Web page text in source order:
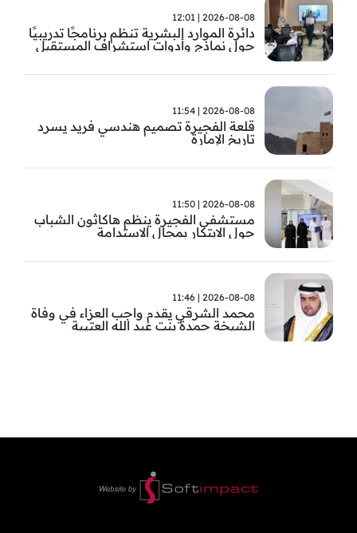
2026-08-08 | 12:01
دائرة الموارد البشرية تنظم برنامجًا تدريبيًا
حول نماذج وأدوات استشراف المستقبل
2026-08-08 | 11:54
قلعة الفجيرة تصميم هندسي فريد يسرد
تاريخ الإمارة
2026-08-08 | 11:50
مستشفى الفجيرة ينظم هاكاثون الشباب
حول الابتكار بمجال الاستدامة
2026-08-08 | 11:46
محمد الشرقي يقدم واجب العزاء في وفاة
الشيخة حمدة بنت عبد الله العتيبة